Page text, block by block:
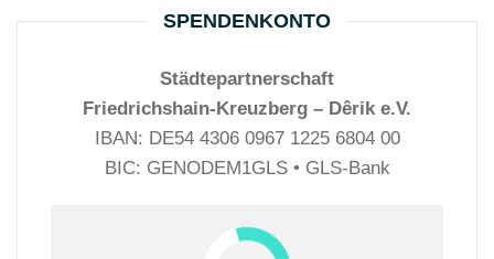
SPENDENKONTO
Städtepartnerschaft
Friedrichshain-Kreuzberg – Dêrik e.V.
IBAN: DE54 4306 0967 1225 6804 00
BIC: GENODEM1GLS • GLS-Bank